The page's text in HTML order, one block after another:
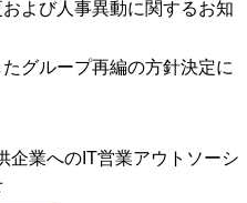
よび人事異動に関するお知
グループ再編の方針決定に
企業へのIT営業アウトソーシ